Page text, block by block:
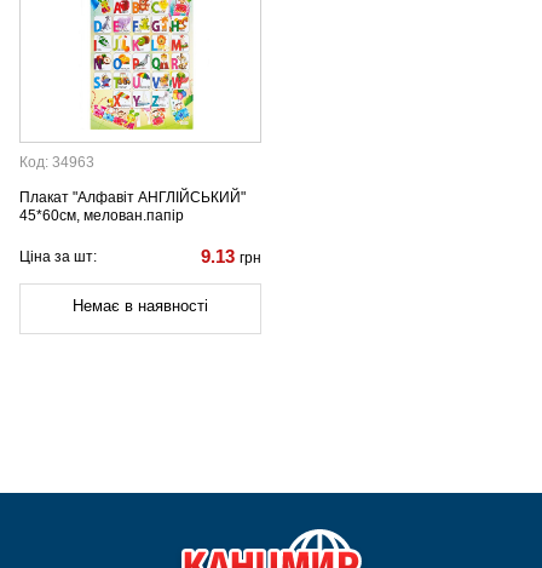
Код: 34963
Плакат "Алфавіт АНГЛІЙСЬКИЙ"
45*60см, мелован.папір
Ціна за шт: 9.13 грн
Немає в наявності